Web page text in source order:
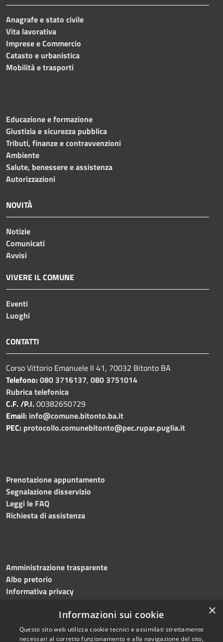
Anagrafe e stato civile
Vita lavorativa
Imprese e Commercio
Catasto e urbanistica
Mobilità e trasporti
Educazione e formazione
Giustizia e sicurezza pubblica
Tributi, finanze e contravvenzioni
Ambiente
Salute, benessere e assistenza
Autorizzazioni
NOVITÀ
Notizie
Comunicati
Avvisi
VIVERE IL COMUNE
Eventi
Luoghi
CONTATTI
Corso Vittorio Emanuele II 41, 70032 Bitonto BA
Telefono:080 3716137, 080 3751014
Rubrica telefonica
C.F. /P.I.00382650729
Email: info@comune.bitonto.ba.it
PEC: protocollo.comunebitonto@pec.rupar.puglia.it
Prenotazione appuntamento
Segnalazione disservizio
Leggi le FAQ
Richiesta di assistenza
Amministrazione trasparente
Albo pretorio
Informativa privacy
Dichiarazione di accessibilità Meccanismo di feedback ×
Informazioni sui cookie
Questo sito web utilizza cookie tecnici e assimilati strettamente
necessari al corretto funzionamento e alla navigazione del sito,